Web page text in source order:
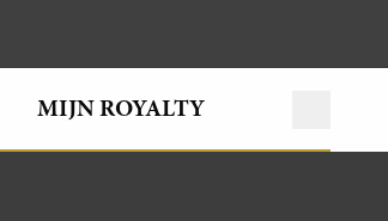
MIJN ROYALTY